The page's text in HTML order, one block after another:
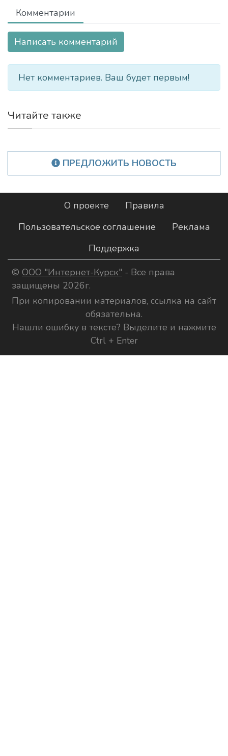
Комментарии
Написать комментарий
Нет комментариев. Ваш будет первым!
Читайте также
ПРЕДЛОЖИТЬ НОВОСТЬ
О проекте
Правила
Пользовательское соглашение
Реклама
Поддержка
© ООО "Интернет-Курск" - Все права
защищены 2026г.
При копировании материалов, ссылка на сайт
обязательна.
Нашли ошибку в тексте? Выделите и нажмите
Ctrl + Enter